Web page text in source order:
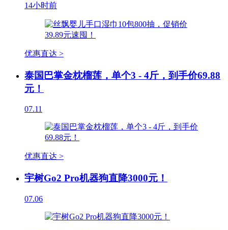
14小时前
优惠直达 >
泰国巴掌金枕榴莲，单个3 - 4斤，到手价69.88
元！
07.11
优惠直达 >
宇树Go2 Pro机器狗直降3000元！
07.06